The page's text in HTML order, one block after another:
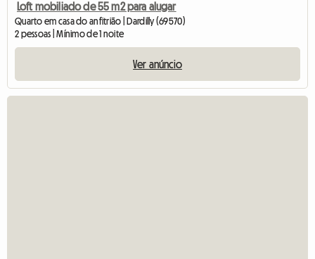
Loft mobiliado de 55 m2 para alugar
Quarto em casa do anfitrião | Dardilly (69570)
2 pessoas | Mínimo de 1 noite
Ver anúncio